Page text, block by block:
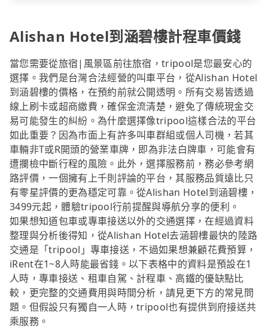
Alishan Hotel到涵碧樓計程車價錢
當您需要從旅宿|風景區前往旅宿，tripool是您最安心的
選擇。我們是台灣合法經營的叫車平台，從Alishan Hotel
到涵碧樓的價格，在預約前就公開透明。所有交易皆透過
線上刷卡或超商繳費，確保金流清楚，避免了傳統現金交
易可能發生的糾紛。為什麼選擇像tripool這樣合法的平台
如此重要？因為市面上有許多叫車群組或個人司機，若其
車輛非T或R開頭的營業車牌，即為非法白牌車，可能會有
遭攔檢中斷行程的風險。此外，選擇服務前，務必參考網
路評價，一個擁有上千則評論的平台，其服務品質遠比只
有零星評價的更為穩定可靠。從Alishan Hotel到涵碧樓，
3499元起，體驗tripool行前提醒與導航分享的便利。
如果想知道包車或專車接送以外的交通選擇，在經過資料
整理與分析後得知，從Alishan Hotel去涵碧樓最快的陸路
交通是「tripool」專車接送，不過如果想兼顧花費預算，
iRent在1~8人時能最省錢。以下表格中的資料是預設在1
人時，專車接送、租車自駕、計程車、高鐵的優缺點比
較，更完整的交通費用與時間分析，請見更下方的常見問
題。但假設只有獨自一人時，tripool也有提供到府接送共
乘服務。